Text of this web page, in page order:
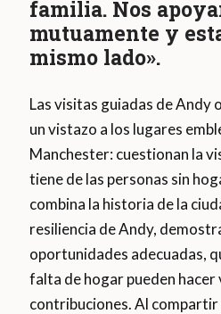
familia. Nos
mutuamente y
mismo lado».
Las visitas guiadas de Andy
un vistazo a los lugares
Manchester: cuestionan la
tiene de las personas sin
combina la historia de la
resiliencia de Andy,
oportunidades adecuadas,
falta de hogar pueden hacer
contribuciones. Al